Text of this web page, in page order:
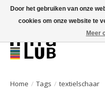
Minder stilstand, meer rendement!
Home / Tags / textielschaar
Door het gebruiken van onze
cookies om onze website te
Meer